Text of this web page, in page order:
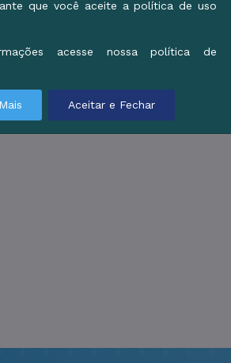
que você aceite a política de uso
acesse nossa política de
Aceitar e Fechar